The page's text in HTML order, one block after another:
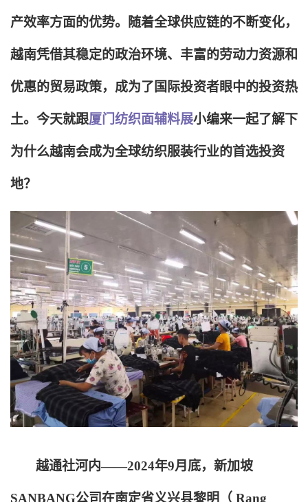
产效率方面的优势。随着全球供应链的不断变化，
越南凭借其稳定的政治环境、丰富的劳动力资源和
优惠的贸易政策，成为了国际投资者眼中的投资热
土。今天就跟厦门纺织面辅料展小编来一起了解下
为什么越南会成为全球纺织服装行业的首选投资
地？
越通社河内——2024年9月底，新加坡
SANBANG公司在南定省义兴县黎明（ Rạng